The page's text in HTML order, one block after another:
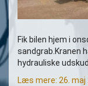
Fik bilen hjem i
sandgrab.Kranen
hydrauliske
Læs mere: 26. maj